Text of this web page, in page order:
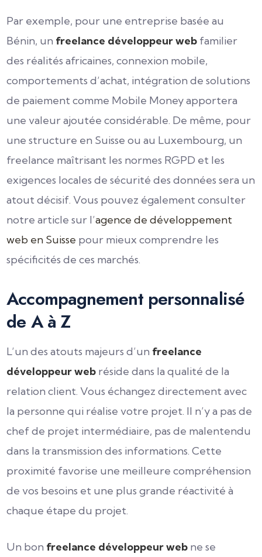
Par exemple, pour une entreprise basée au
Bénin, un freelance développeur web familier
des réalités africaines, connexion mobile,
comportements d’achat, intégration de solutions
de paiement comme Mobile Money apportera
une valeur ajoutée considérable. De même, pour
une structure en Suisse ou au Luxembourg, un
freelance maîtrisant les normes RGPD et les
exigences locales de sécurité des données sera un
atout décisif. Vous pouvez également consulter
notre article sur l’agence de développement
web en Suisse pour mieux comprendre les
spécificités de ces marchés.
Accompagnement personnalisé
de A à Z
L’un des atouts majeurs d’un freelance
développeur web réside dans la qualité de la
relation client. Vous échangez directement avec
la personne qui réalise votre projet. Il n’y a pas de
chef de projet intermédiaire, pas de malentendu
dans la transmission des informations. Cette
proximité favorise une meilleure compréhension
de vos besoins et une plus grande réactivité à
chaque étape du projet.
Un bon freelance développeur web ne se